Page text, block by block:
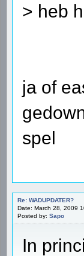
> heb
ja of
spel
Re: WADUPDATER?
Date: March 28, 2009
Posted by: Sapo
In